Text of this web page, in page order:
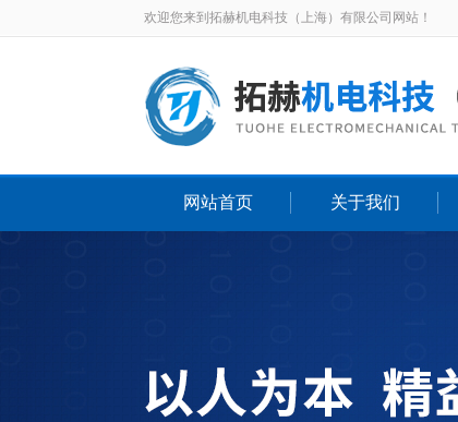
欢迎您来到拓赫机电科技（上海）有限公司网站！
网站首页 关于我们